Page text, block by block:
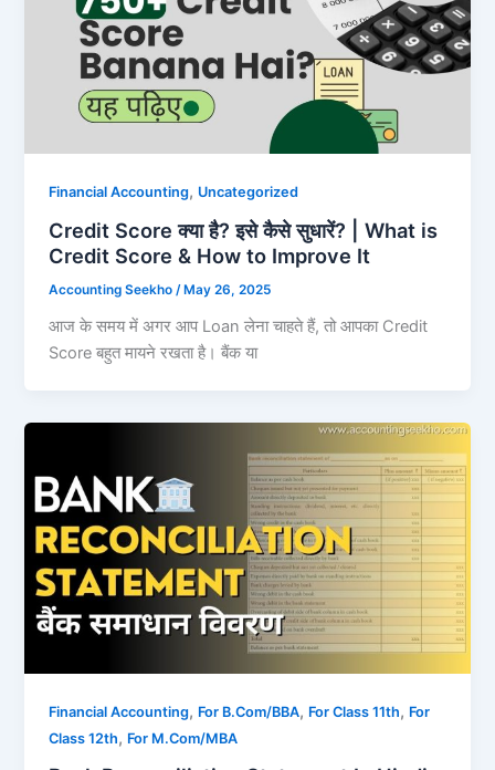
Financial Accounting, Uncategorized
Credit Score क्या है? इसे कैसे सुधारें? | What is
Credit Score & How to Improve It
Accounting Seekho/May 26, 2025
आज के समय में अगर आप Loan लेना चाहते हैं, तो आपका Credit
Score बहुत मायने रखता है। बैंक या
Financial Accounting, For B.Com/BBA, For Class 11th, For
Class 12th, For M.Com/MBA